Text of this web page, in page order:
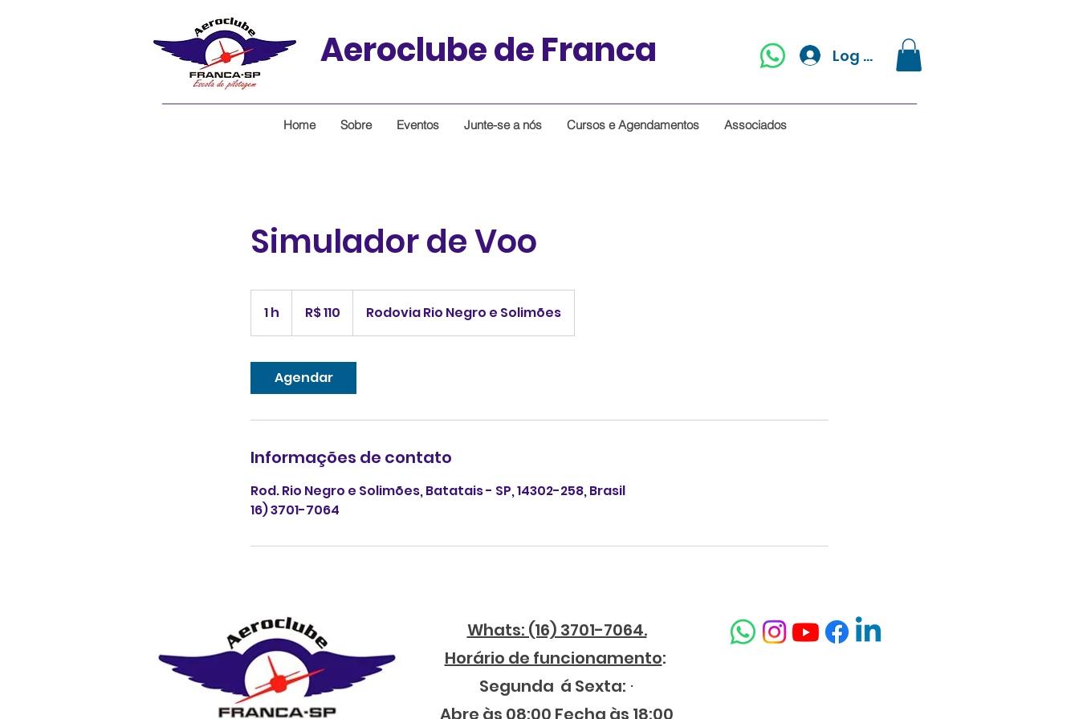
Aeroclube de Franca Log In
Home Sobre Eventos Junte-se a nós Cursos e Agendamentos Associados
Simulador de Voo
1 h
brasileiros
R$ 110 Rodovia Rio Negro e Solimões
Agendar
Informações de contato
Rod. Rio Negro e Solimões, Batatais - SP, 14302-258, Brasil
16) 3701-7064
Whats: (16) 3701-7064.
Horário de funcionamento:
Segunda á Sexta: ⋅
Abre às 08:00 Fecha às 18:00